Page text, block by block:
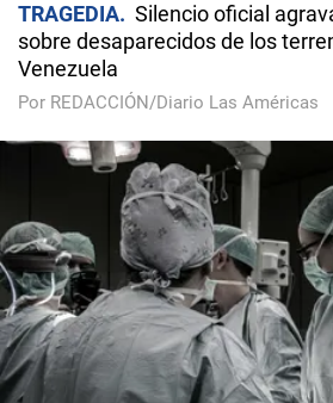
TRAGEDIA
Silencio oficial
sobre desaparecidos de los
Venezuela
Por REDACCIÓN/Diario Las Américas